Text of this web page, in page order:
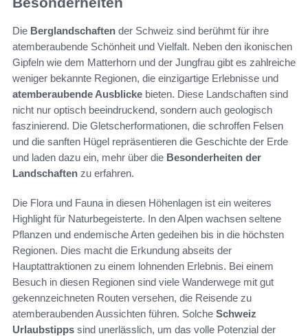
Die Berglandschaften der Schweiz sind berühmt für ihre
atemberaubende Schönheit und Vielfalt. Neben den ikonischen
Gipfeln wie dem Matterhorn und der Jungfrau gibt es zahlreiche
weniger bekannte Regionen, die einzigartige Erlebnisse und
atemberaubende Ausblicke bieten. Diese Landschaften sind
nicht nur optisch beeindruckend, sondern auch geologisch
faszinierend. Die Gletscherformationen, die schroffen Felsen
und die sanften Hügel repräsentieren die Geschichte der Erde
und laden dazu ein, mehr über die Besonderheiten der
Landschaften zu erfahren.
Die Flora und Fauna in diesen Höhenlagen ist ein weiteres
Highlight für Naturbegeisterte. In den Alpen wachsen seltene
Pflanzen und endemische Arten gedeihen bis in die höchsten
Regionen. Dies macht die Erkundung abseits der
Hauptattraktionen zu einem lohnenden Erlebnis. Bei einem
Besuch in diesen Regionen sind viele Wanderwege mit gut
gekennzeichneten Routen versehen, die Reisende zu
atemberaubenden Aussichten führen. Solche Schweiz
Urlaubstipps sind unerlässlich, um das volle Potenzial der